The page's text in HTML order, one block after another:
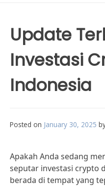
Update
Investasi
Indonesia
Posted on January 30, 2025
Apakah Anda sedang
seputar investasi crypto
berada di tempat yang